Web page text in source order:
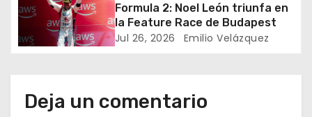
d
e
n
Formula 2: Noel León triunfa en
la Feature Race de Budapest
Jul 26, 2026 Emilio Velázquez
Deja un comentario